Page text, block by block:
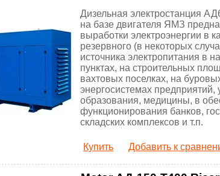
Дизельная электростанция
на базе двигателя ЯМЗ
выработки электроэнергии в
резервного (в некоторых
источника электропитания в
пунктах, на строительных
вахтовых поселках, на
энергосистемах предприятий,
образования, медицины, в
функционирования банков,
складских комплексов и т.п.
Купить Добавить к